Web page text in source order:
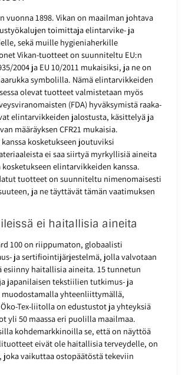
vuonna 1898. Vikan on maailman johtava
toimittaja elintarvike- ja
sekä muille hygieniaherkille
Vikan-tuotteet on suunniteltu EU:n
2004 ja EU 10/2011 mukaisiksi, ja ne on
symbolilla. Nämä elintarvikkeiden
olevat tuotteet valmistetaan myös
(FDA) hyväksymistä raaka-
elintarvikkeiden jalostusta, käsittelyä ja
määräyksen CFR21 mukaisia.
kosketukseen joutuviksi
ei saa siirtyä myrkyllisiä aineita
elintarvikkeiden kanssa.
tuotteet on suunniteltu nimenomaisesti
ja ne täyttävät tämän vaatimuksen
ei haitallisia aineita
100 on riippumaton, globaalisti
ja sertifiointijärjestelmä, jolla valvotaan
esiinny haitallisia aineita. 15 tunnetun
japanilaisen tekstiilien tutkimus- ja
muodostamalla yhteenliittymällä,
Tex-liitolla on edustustot ja yhteyksiä
yli 50 maassa eri puolilla maailmaa.
kohdemarkkinoilla se, että on näyttöä
eivät ole haitallisia terveydelle, on
joka vaikuttaa ostopäätöstä tekeviin